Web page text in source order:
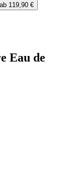
ab 119,90 €
Eau de